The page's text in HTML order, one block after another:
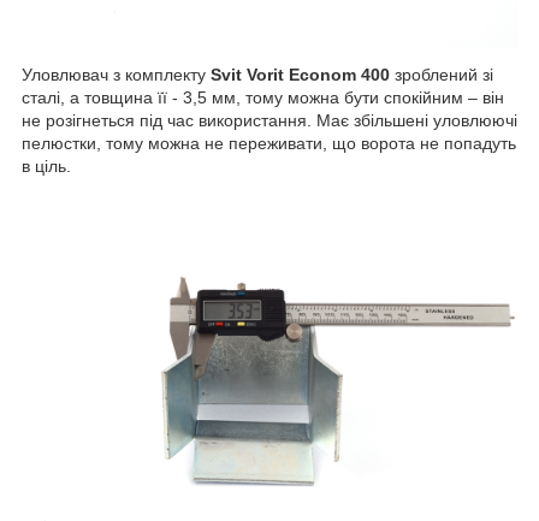
Уловлювач з комплекту Svit Vorit Econom 400 зроблений зі
сталі, а товщина її - 3,5 мм, тому можна бути спокійним – він
не розігнеться під час використання. Має збільшені уловлюючі
пелюстки, тому можна не переживати, що ворота не попадуть
в ціль.